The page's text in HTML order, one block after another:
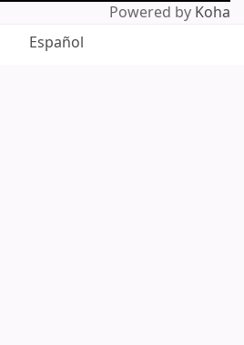
Powered by Koha
Español